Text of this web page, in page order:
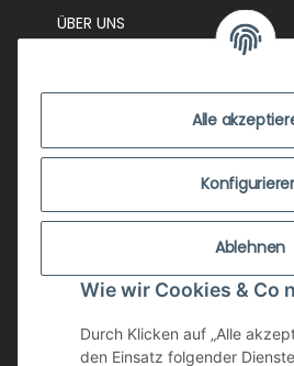
Alle
Ablehnen
Wie wir Cookies & Co
Durch Klicken auf „Alle
den Einsatz folgender
ÜBER UNS
ZUSTANDSBEWERTUNG
ZAHLUNGSMÖGLICHKEITEN
AGB
WIDERRUFSRECHT